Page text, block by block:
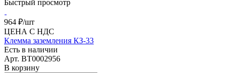
Быстрый просмотр
964 ₽/шт
ЦЕНА С НДС
Клемма заземления КЗ-33
Есть в наличии
Арт. BT0002956
В корзину